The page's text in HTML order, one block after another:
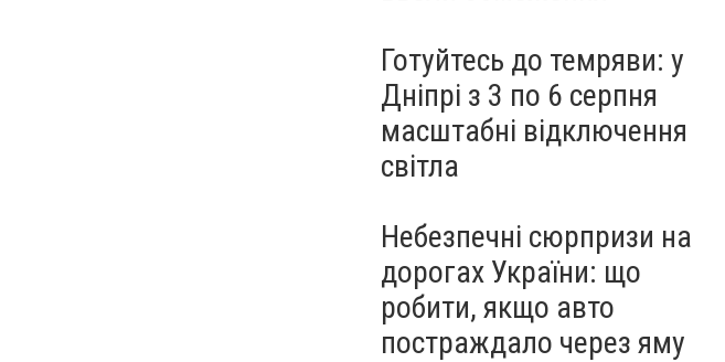
Готуйтесь до темряви: у
Дніпрі з 3 по 6 серпня
масштабні відключення
світла
Небезпечні сюрпризи на
дорогах України: що
робити, якщо авто
постраждало через яму